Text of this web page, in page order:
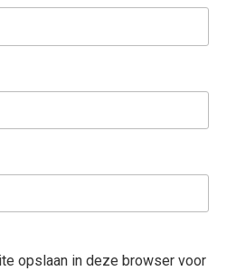
opslaan in deze browser voor